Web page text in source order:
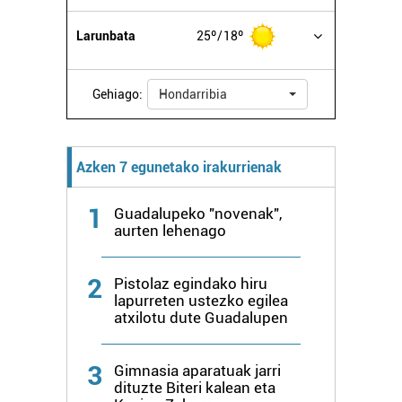
Bazkide batzuek ez dizute baimenik eskatzen, eta beren
bazkideen zerrenda, beren ustez zein helburutarako
duten interes legitimoa eta horren aurka nola egin
Lortu zure datu pertsonalak prozesatzeko moduari
buruzko informazio gehiago eta ezarri zure lehentasunak
datuen atalean. Edozein unetan alda edo ken dezakezu
zure baimena Cookieen adierazpenean.
Webgune honek cookie propioak eta hirugarrenen cookie-
fitxategiak erabiltzen ditu. Zure esperientzia eta
zerbitzuak hobetzeko asmoz, cookie teknologiaz
baliatzen gara. Ohar hau onartuz gero, teknologia hori
erabiltzeko baimen esplizitua ematen diguzu.
Larunbata 25º 18º
Gehiago: Hondarribia
Azken 7 egunetako irakurrienak
1
Guadalupeko "novenak",
aurten lehenago
2
Pistolaz egindako hiru
lapurreten ustezko egilea
atxilotu dute Guadalupen
3
Gimnasia aparatuak jarri
dituzte Biteri kalean eta